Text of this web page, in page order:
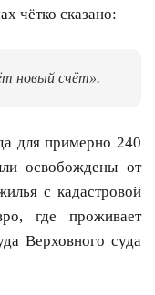
чётко сказано:
новый счёт».
для примерно 240
освобождены от
с кадастровой
где проживает
Верховного суда